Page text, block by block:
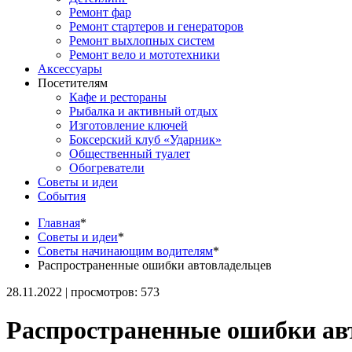
Ремонт фар
Ремонт стартеров и генераторов
Ремонт выхлопных систем
Ремонт вело и мототехники
Аксессуары
Посетителям
Кафе и рестораны
Рыбалка и активный отдых
Изготовление ключей
Боксерский клуб «Ударник»
Общественный туалет
Обогреватели
Советы и идеи
События
Главная*
Советы и идеи*
Советы начинающим водителям*
Распространенные ошибки автовладельцев
28.11.2022 | просмотров: 573
Распространенные ошибки